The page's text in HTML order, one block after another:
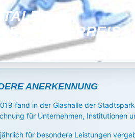
ANERKENNUNG
fand in der Glashalle der
für Unternehmen, Institutionen
für besondere Leistungen